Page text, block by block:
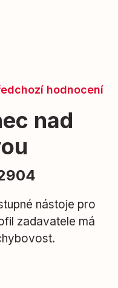
hodnocení
nad
nástoje pro
zadavatele má